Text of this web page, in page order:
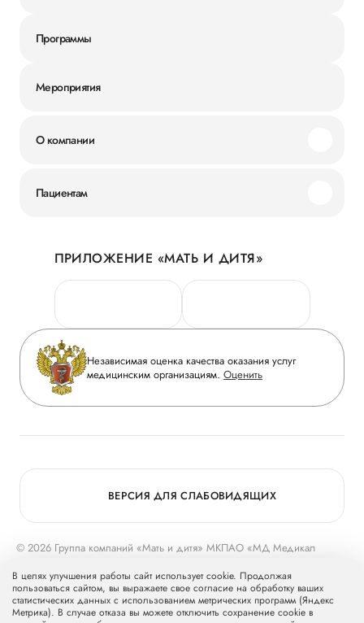
Программы
Мероприятия
О компании
Новости
Руководство
Сотрудничество
Инвесторам
Журнал «Мать и дитя»
Вакансии
Медицинский туризм
Пациентам
Личный кабинет
Персональные данные
Горячая линия качества
Вопрос-ответ
Приложение пациента
Статьи
ПРИЛОЖЕНИЕ «МАТЬ И ДИТЯ»
Независимая оценка качества оказания услуг
медицинским организациям. Оценить
© 2026 Группа компаний «Мать и дитя» МКПАО «МД Медикал
Группу компаний «Мать и дитя».
ВЕРСИЯ ДЛЯ СЛАБОВИДЯЩИХ
В целях улучшения работы сайт использует cookie. Продолжая
пользоваться сайтом, вы выражаете свое согласие на обработку ваших
статистических данных с использованием метрических программ (Яндекс
Метрика). В случае отказа вы можете отключить сохранение cookie в